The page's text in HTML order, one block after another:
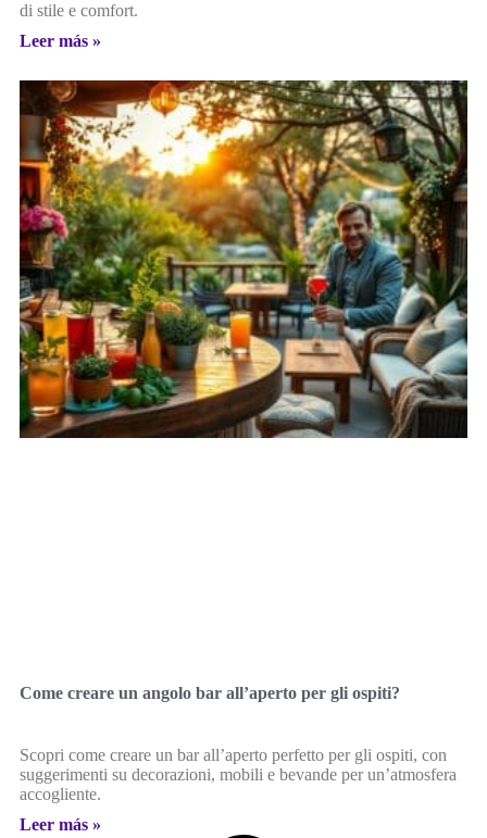
di stile e comfort.
Leer más »
Come creare un angolo bar all’aperto per gli ospiti?
Scopri come creare un bar all’aperto perfetto per gli ospiti, con
suggerimenti su decorazioni, mobili e bevande per un’atmosfera
accogliente.
Leer más »